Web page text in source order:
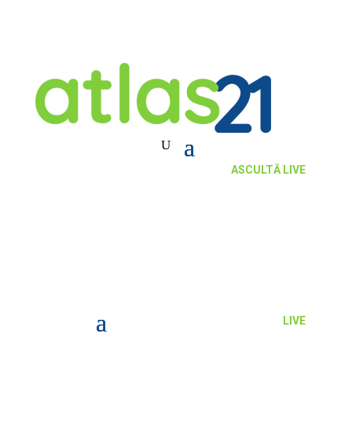
ASCULTĂ LIVE
LIVE